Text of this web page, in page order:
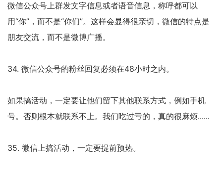
微信公众号上群发文字信息或者语音信息，称呼都可以
用“你”，而不是“你们”。这样会显得很亲切，微信的特点是
朋友交流，而不是微博广播。
34. 微信公众号的粉丝回复必须在48小时之内。
如果搞活动，一定要让他们留下其他联系方式，例如手机
号。否则根本就联系不上。我们吃过亏的，真的很麻烦......
35. 微信上搞活动，一定要提前预热。